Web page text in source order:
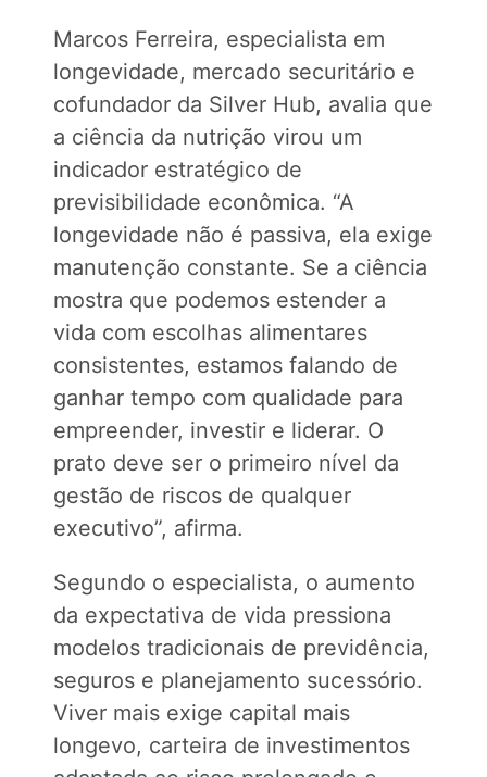
Marcos Ferreira, especialista em
longevidade, mercado securitário e
cofundador da Silver Hub, avalia que
a ciência da nutrição virou um
indicador estratégico de
previsibilidade econômica. “A
longevidade não é passiva, ela exige
manutenção constante. Se a ciência
mostra que podemos estender a
vida com escolhas alimentares
consistentes, estamos falando de
ganhar tempo com qualidade para
empreender, investir e liderar. O
prato deve ser o primeiro nível da
gestão de riscos de qualquer
executivo”, afirma.
Segundo o especialista, o aumento
da expectativa de vida pressiona
modelos tradicionais de previdência,
seguros e planejamento sucessório.
Viver mais exige capital mais
longevo, carteira de investimentos